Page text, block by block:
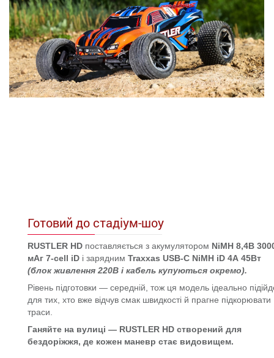
Готовий до стадіум-шоу
RUSTLER HD поставляється з акумулятором NiMH 8,4В
мАг 7-cell iDі зарядним Traxxas USB-C NiMH iD 4А 45Вт
(блок живлення 220В і кабель купуються окремо).
Рівень підготовки — середній, тож ця модель ідеально
для тих, хто вже відчув смак швидкості й прагне підкорювати
траси.
Ганяйте на вулиці — RUSTLER HD створений для
бездоріжжя, де кожен маневр стає видовищем.